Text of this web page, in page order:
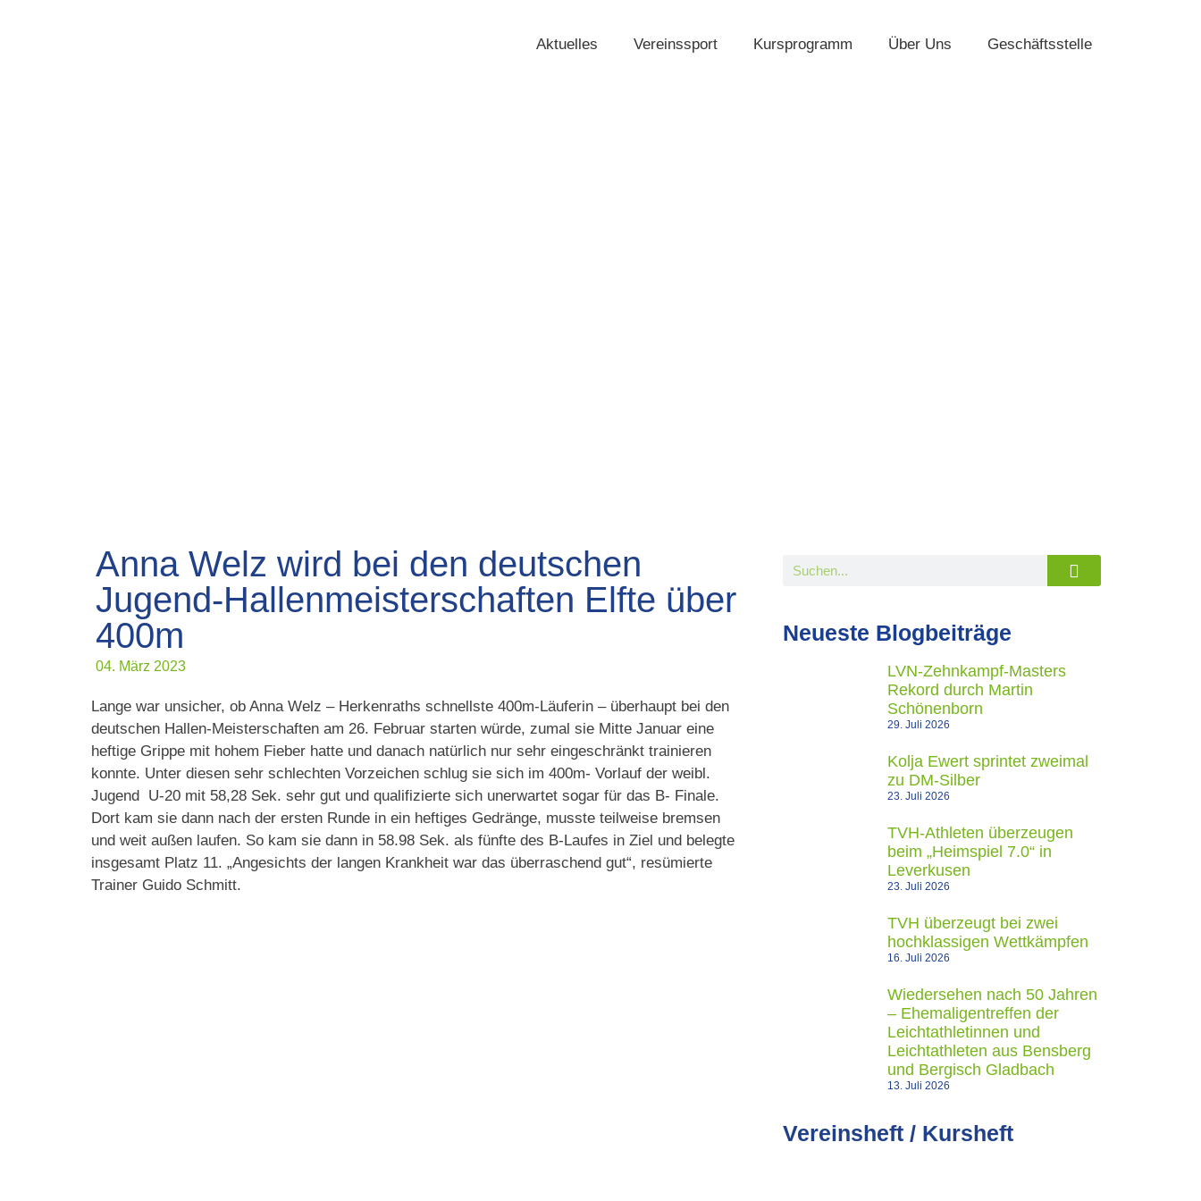
Aktuelles Vereinssport Kursprogramm Über Uns Geschäftsstelle
Anna Welz wird bei den deutschen
Jugend-Hallenmeisterschaften Elfte über
400m
04. März 2023
Lange war unsicher, ob Anna Welz – Herkenraths schnellste 400m-Läuferin – überhaupt bei den
deutschen Hallen-Meisterschaften am 26. Februar starten würde, zumal sie Mitte Januar eine
heftige Grippe mit hohem Fieber hatte und danach natürlich nur sehr eingeschränkt trainieren
konnte. Unter diesen sehr schlechten Vorzeichen schlug sie sich im 400m- Vorlauf der weibl.
Jugend U-20 mit 58,28 Sek. sehr gut und qualifizierte sich unerwartet sogar für das B- Finale.
Dort kam sie dann nach der ersten Runde in ein heftiges Gedränge, musste teilweise bremsen
und weit außen laufen. So kam sie dann in 58.98 Sek. als fünfte des B-Laufes in Ziel und belegte
insgesamt Platz 11. „Angesichts der langen Krankheit war das überraschend gut“, resümierte
Trainer Guido Schmitt.
Neueste Blogbeiträge
LVN-Zehnkampf-Masters
Rekord durch Martin
Schönenborn
29. Juli 2026
Kolja Ewert sprintet zweimal
zu DM-Silber
23. Juli 2026
TVH-Athleten überzeugen
beim „Heimspiel 7.0“ in
Leverkusen
23. Juli 2026
TVH überzeugt bei zwei
hochklassigen Wettkämpfen
16. Juli 2026
Wiedersehen nach 50 Jahren
– Ehemaligentreffen der
Leichtathletinnen und
Leichtathleten aus Bensberg
und Bergisch Gladbach
13. Juli 2026
Vereinsheft / Kursheft